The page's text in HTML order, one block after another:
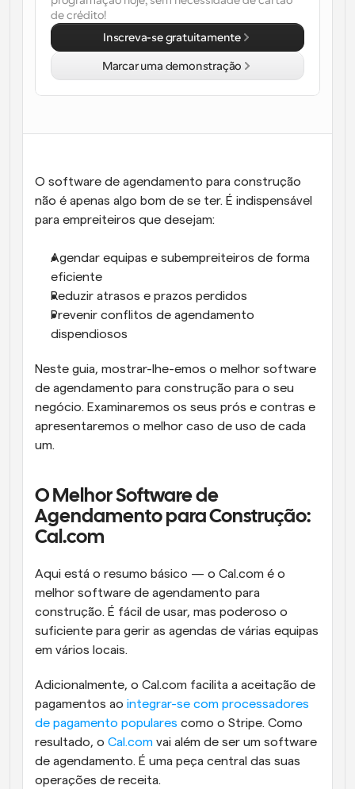
Agendamento potenciado com chamadas
Fluxos de trabalho
Automatizar agendamento e lembretes
Links de Grupo Dinâmico
Agende reuniões de forma fluida com várias pessoas
Webhooks
Receba notificações quando algo acontecer
O software de agendamento para construção
não é apenas algo bom de se ter. É indispensável
para empreiteiros que desejam:
Agendar equipas e subempreiteiros de forma
eficiente
Reduzir atrasos e prazos perdidos
Prevenir conflitos de agendamento
dispendiosos
Neste guia, mostrar-lhe-emos o melhor software
de agendamento para construção para o seu
negócio. Examinaremos os seus prós e contras e
apresentaremos o melhor caso de uso de cada
um.
O Melhor Software de
Agendamento para Construção:
Cal.com
Aqui está o resumo básico — o Cal.com é o
melhor software de agendamento para
construção. É fácil de usar, mas poderoso o
suficiente para gerir as agendas de várias equipas
em vários locais.
Adicionalmente, o Cal.com facilita a aceitação de
pagamentos ao integrar-se com processadores
de pagamento populares como o Stripe. Como
resultado, o Cal.com vai além de ser um software
de agendamento. É uma peça central das suas
operações de receita.
de crédito!
Inscreva-se gratuitamente
Marcar uma demonstração